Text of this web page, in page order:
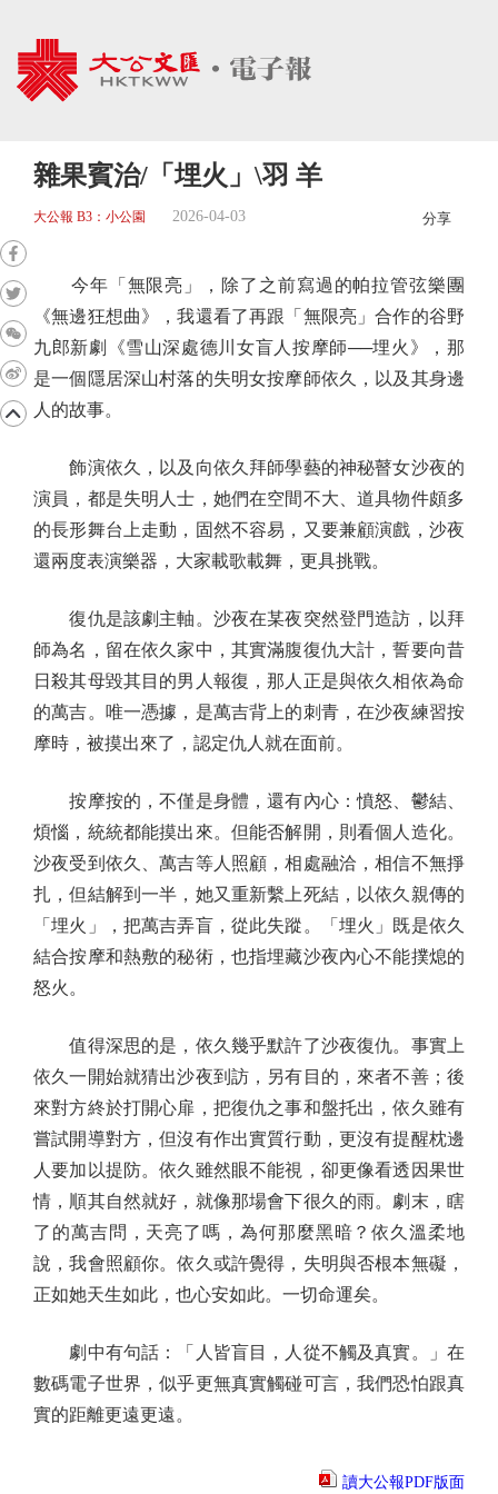
雜果賓治/「埋火」\羽 羊
大公報 B3：小公園 2026-04-03 分享
今年「無限亮」，除了之前寫過的帕拉管弦樂團
《無邊狂想曲》，我還看了再跟「無限亮」合作的谷野
九郎新劇《雪山深處德川女盲人按摩師──埋火》，那
是一個隱居深山村落的失明女按摩師依久，以及其身邊
人的故事。
飾演依久，以及向依久拜師學藝的神秘瞽女沙夜的
演員，都是失明人士，她們在空間不大、道具物件頗多
的長形舞台上走動，固然不容易，又要兼顧演戲，沙夜
還兩度表演樂器，大家載歌載舞，更具挑戰。
復仇是該劇主軸。沙夜在某夜突然登門造訪，以拜
師為名，留在依久家中，其實滿腹復仇大計，誓要向昔
日殺其母毀其目的男人報復，那人正是與依久相依為命
的萬吉。唯一憑據，是萬吉背上的刺青，在沙夜練習按
摩時，被摸出來了，認定仇人就在面前。
按摩按的，不僅是身體，還有內心：憤怒、鬱結、
煩惱，統統都能摸出來。但能否解開，則看個人造化。
沙夜受到依久、萬吉等人照顧，相處融洽，相信不無掙
扎，但結解到一半，她又重新繫上死結，以依久親傳的
「埋火」，把萬吉弄盲，從此失蹤。「埋火」既是依久
結合按摩和熱敷的秘術，也指埋藏沙夜內心不能撲熄的
怒火。
值得深思的是，依久幾乎默許了沙夜復仇。事實上
依久一開始就猜出沙夜到訪，另有目的，來者不善；後
來對方終於打開心扉，把復仇之事和盤托出，依久雖有
嘗試開導對方，但沒有作出實質行動，更沒有提醒枕邊
人要加以提防。依久雖然眼不能視，卻更像看透因果世
情，順其自然就好，就像那場會下很久的雨。劇末，瞎
了的萬吉問，天亮了嗎，為何那麼黑暗？依久溫柔地
說，我會照顧你。依久或許覺得，失明與否根本無礙，
正如她天生如此，也心安如此。一切命運矣。
劇中有句話：「人皆盲目，人從不觸及真實。」在
數碼電子世界，似乎更無真實觸碰可言，我們恐怕跟真
實的距離更遠更遠。
讀大公報PDF版面